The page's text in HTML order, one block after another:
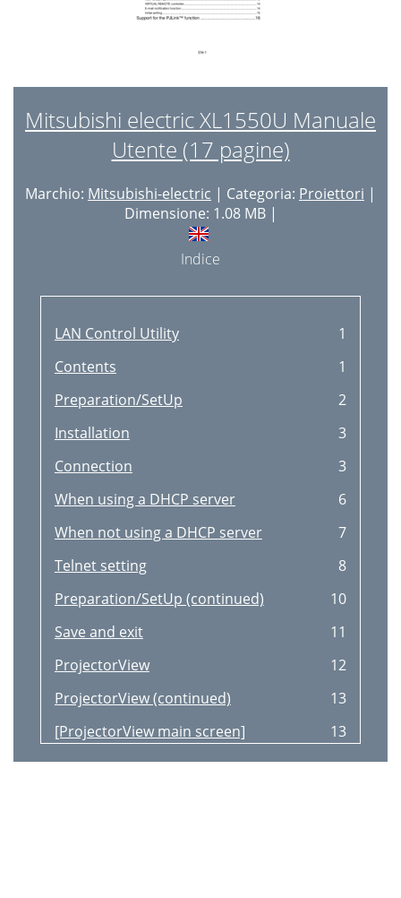
Mitsubishi electric XL1550U Manuale
Utente (17 pagine)
Marchio: Mitsubishi-electric | Categoria: Proiettori |
Dimensione: 1.08 MB |
Indice
LAN Control Utility
1
Contents
1
Preparation/SetUp
2
Installation
3
Connection
3
When using a DHCP server
6
When not using a DHCP server
7
Telnet setting
8
Preparation/SetUp (continued)
10
Save and exit
11
ProjectorView
12
ProjectorView (continued)
13
[ProjectorView main screen]
13
VIRTUAL REMOTE controller
14